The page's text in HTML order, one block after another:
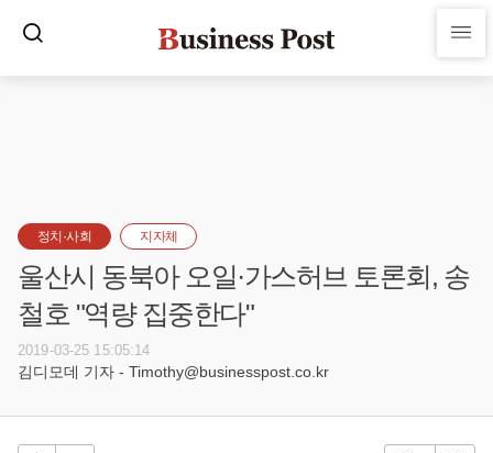
정치·사회 지자체
울산시 동북아 오일·가스허브 토론회, 송
철호 "역량 집중한다"
2019-03-25 15:05:14
김디모데 기자 - Timothy@businesspost.co.kr